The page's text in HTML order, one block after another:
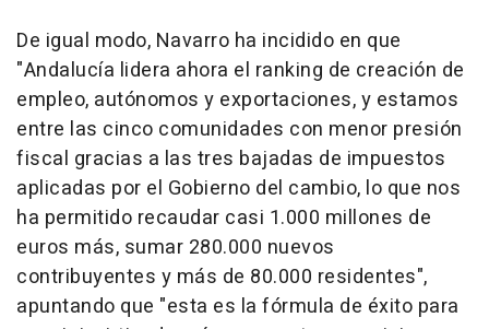
De igual modo, Navarro ha incidido en que
"Andalucía lidera ahora el ranking de creación de
empleo, autónomos y exportaciones, y estamos
entre las cinco comunidades con menor presión
fiscal gracias a las tres bajadas de impuestos
aplicadas por el Gobierno del cambio, lo que nos
ha permitido recaudar casi 1.000 millones de
euros más, sumar 280.000 nuevos
contribuyentes y más de 80.000 residentes",
apuntando que "esta es la fórmula de éxito para